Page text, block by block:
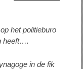
het politieburo
heeft….
in de fik